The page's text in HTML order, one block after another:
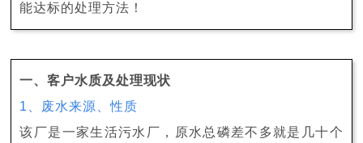
能达标的处理方法！
一、客户水质及处理现状
1、废水来源、性质
该厂是一家生活污水厂，原水总磷差不多就是几十个